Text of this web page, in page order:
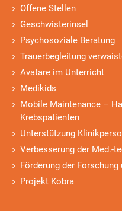
Offene Stellen
Geschwisterinsel
Psychosoziale Beratung
Trauerbegleitung
Avatare im Unterricht
Medikids
Mobile Maintenance –
Krebspatienten
Unterstützung
Verbesserung der Med.-
Förderung der
Projekt Kobra